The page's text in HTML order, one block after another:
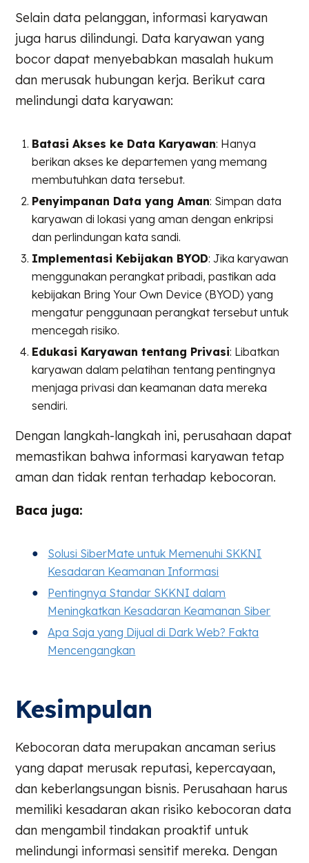
Selain data pelanggan, informasi karyawan
juga harus dilindungi. Data karyawan yang
bocor dapat menyebabkan masalah hukum
dan merusak hubungan kerja. Berikut cara
melindungi data karyawan:
Batasi Akses ke Data Karyawan: Hanya
berikan akses ke departemen yang memang
membutuhkan data tersebut.
Penyimpanan Data yang Aman: Simpan data
karyawan di lokasi yang aman dengan enkripsi
dan perlindungan kata sandi.
Implementasi Kebijakan BYOD: Jika karyawan
menggunakan perangkat pribadi, pastikan ada
kebijakan Bring Your Own Device (BYOD) yang
mengatur penggunaan perangkat tersebut untuk
mencegah risiko.
Edukasi Karyawan tentang Privasi: Libatkan
karyawan dalam pelatihan tentang pentingnya
menjaga privasi dan keamanan data mereka
sendiri.
Dengan langkah-langkah ini, perusahaan dapat
memastikan bahwa informasi karyawan tetap
aman dan tidak rentan terhadap kebocoran.
Baca juga:
Solusi SiberMate untuk Memenuhi SKKNI
Kesadaran Keamanan Informasi
Pentingnya Standar SKKNI dalam
Meningkatkan Kesadaran Keamanan Siber
Apa Saja yang Dijual di Dark Web? Fakta
Mencengangkan
Kesimpulan
Kebocoran data merupakan ancaman serius
yang dapat merusak reputasi, kepercayaan,
dan keberlangsungan bisnis. Perusahaan harus
memiliki kesadaran akan risiko kebocoran data
dan mengambil tindakan proaktif untuk
melindungi informasi sensitif mereka. Dengan